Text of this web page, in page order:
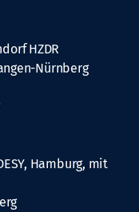
HZDR
Nürnberg
Hamburg, mit